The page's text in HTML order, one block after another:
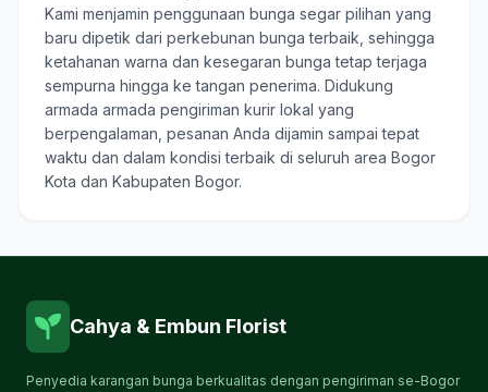
Kami menjamin penggunaan bunga segar pilihan yang
baru dipetik dari perkebunan bunga terbaik, sehingga
ketahanan warna dan kesegaran bunga tetap terjaga
sempurna hingga ke tangan penerima. Didukung
armada armada pengiriman kurir lokal yang
berpengalaman, pesanan Anda dijamin sampai tepat
waktu dan dalam kondisi terbaik di seluruh area Bogor
Kota dan Kabupaten Bogor.
Cahya & Embun Florist
Penyedia karangan bunga berkualitas dengan pengiriman se-Bogor